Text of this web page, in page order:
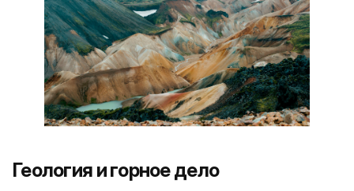
Геология и горное дело